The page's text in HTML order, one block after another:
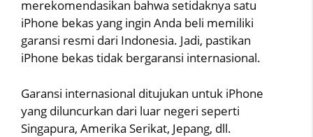
merekomendasikan bahwa setidaknya satu
iPhone bekas yang ingin Anda beli memiliki
garansi resmi dari Indonesia. Jadi, pastikan
iPhone bekas tidak bergaransi internasional.
Garansi internasional ditujukan untuk iPhone
yang diluncurkan dari luar negeri seperti
Singapura, Amerika Serikat, Jepang, dll.